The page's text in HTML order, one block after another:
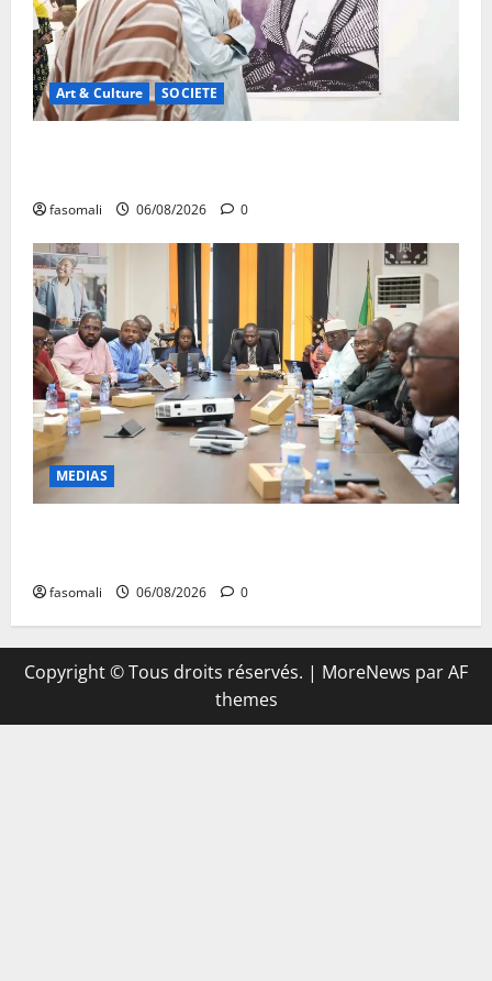
Art & Culture SOCIETE
fasomali 06/08/2026 0
MEDIAS
fasomali 06/08/2026 0
Copyright © Tous droits réservés. | MoreNews par AF
themes